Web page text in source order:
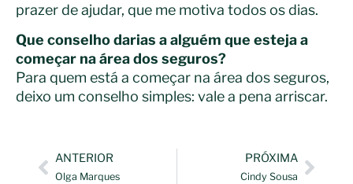
prazer de ajudar, que me motiva todos os dias.
Que conselho darias a alguém que esteja a
começar na área dos seguros?
Para quem está a começar na área dos seguros,
deixo um conselho simples: vale a pena arriscar.
ANTERIOR
Olga Marques
PRÓXIMA
Cindy Sousa